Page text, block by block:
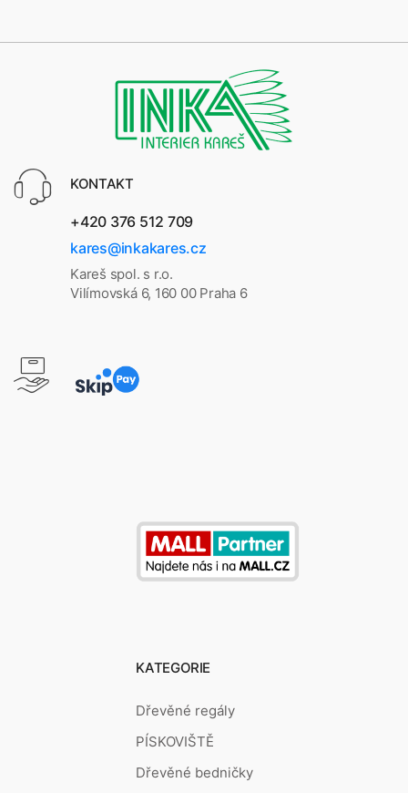
KONTAKT
+420 376 512 709
kares@inkakares.cz
Kareš spol. s r.o.
Vilímovská 6, 160 00 Praha 6
KATEGORIE
Dřevěné regály
PÍSKOVIŠTĚ
Dřevěné bedničky